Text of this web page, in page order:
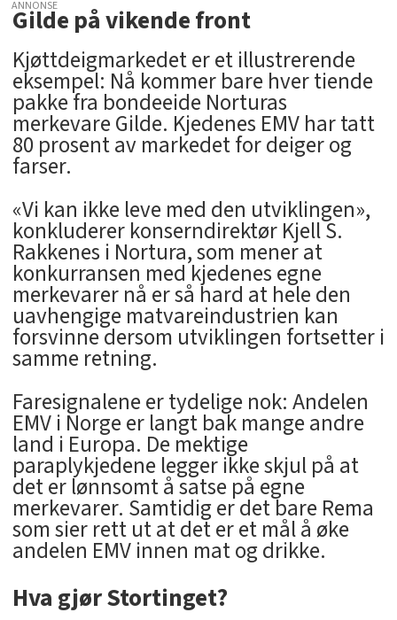
ANNONSE
Gilde på vikende front
Kjøttdeigmarkedet er et illustrerende
eksempel: Nå kommer bare hver tiende
pakke fra bondeeide Norturas
merkevare Gilde. Kjedenes EMV har tatt
80 prosent av markedet for deiger og
farser.
«Vi kan ikke leve med den utviklingen»,
konkluderer konserndirektør Kjell S.
Rakkenes i Nortura, som mener at
konkurransen med kjedenes egne
merkevarer nå er så hard at hele den
uavhengige matvareindustrien kan
forsvinne dersom utviklingen fortsetter i
samme retning.
Faresignalene er tydelige nok: Andelen
EMV i Norge er langt bak mange andre
land i Europa. De mektige
paraplykjedene legger ikke skjul på at
det er lønnsomt å satse på egne
merkevarer. Samtidig er det bare Rema
som sier rett ut at det er et mål å øke
andelen EMV innen mat og drikke.
Hva gjør Stortinget?